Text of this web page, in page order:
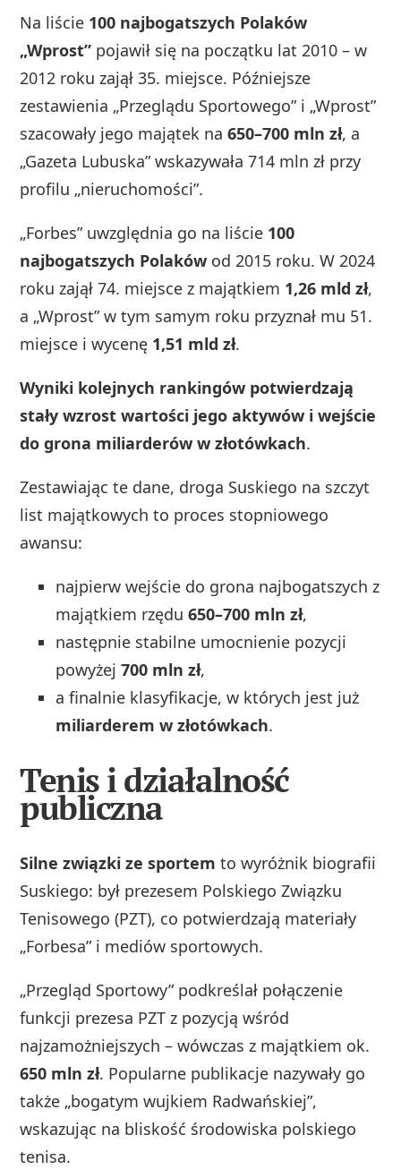
Na liście 100 najbogatszych Polaków
„Wprost” pojawił się na początku lat 2010 – w
2012 roku zajął 35. miejsce. Późniejsze
zestawienia „Przeglądu Sportowego” i „Wprost”
szacowały jego majątek na650–700 mln zł, a
„Gazeta Lubuska” wskazywała 714 mln zł przy
profilu „nieruchomości”.
„Forbes” uwzględnia go na liście 100
najbogatszych Polaków od 2015 roku. W 2024
roku zajął 74. miejsce z majątkiem 1,26 mld zł,
a „Wprost” w tym samym roku przyznał mu 51.
miejsce i wycenę 1,51 mld zł.
Wyniki kolejnych rankingów potwierdzają
stały wzrost wartości jego aktywów i wejście
do grona miliarderów w złotówkach.
Zestawiając te dane, droga Suskiego na szczyt
list majątkowych to proces stopniowego
awansu:
najpierw wejście do grona najbogatszych z
majątkiem rzędu650–700 mln zł,
następnie stabilne umocnienie pozycji
powyżej700 mln zł,
a finalnie klasyfikacje, w których jest już
miliarderem w złotówkach.
Tenis i działalność
publiczna
Silne związki ze sportem to wyróżnik biografii
Suskiego: był prezesem Polskiego Związku
Tenisowego (PZT), co potwierdzają materiały
„Forbesa” i mediów sportowych.
„Przegląd Sportowy” podkreślał połączenie
funkcji prezesa PZT z pozycją wśród
najzamożniejszych – wówczas z majątkiem ok.
650 mln zł. Popularne publikacje nazywały go
także „bogatym wujkiem Radwańskiej”,
wskazując na bliskość środowiska polskiego
tenisa.